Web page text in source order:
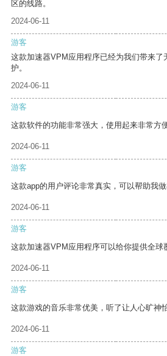
区的线路。
2024-06-11
游客
这款加速器VPM应用程序已经为我们带来了
护。
2024-06-11
游客
这款软件的功能非常强大，使用起来非常方便
2024-06-11
游客
这款app的用户评论非常真实，可以帮助我做
2024-06-11
游客
这款加速器VPM应用程序可以给你提供全球
2024-06-11
游客
这款游戏的音乐非常优美，听了让人心旷神怡
2024-06-11
游客